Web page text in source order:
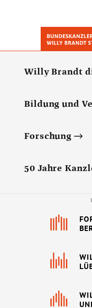
Willy Brandt
Bildung und
Forschung
50 Jahre